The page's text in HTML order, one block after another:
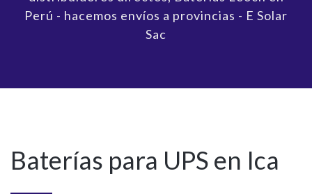
Perú - hacemos envíos a provincias - E Solar
Sac
Baterías para UPS en Ica